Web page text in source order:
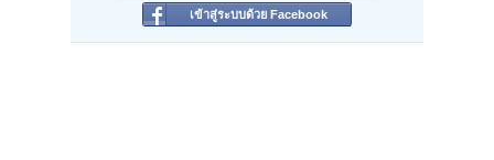
เข้าสู่ระบบด้วย Facebook